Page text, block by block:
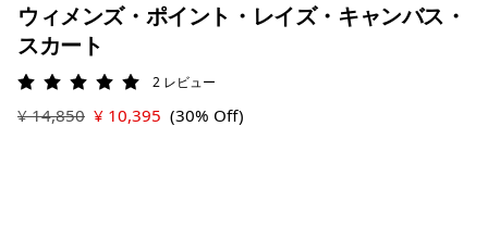
ウィメンズ・ポイント・レイズ・キャンバス・
スカート
評価: 5 / 5 2 レビュー
¥ 14,850 ¥ 10,395 (30% Off)